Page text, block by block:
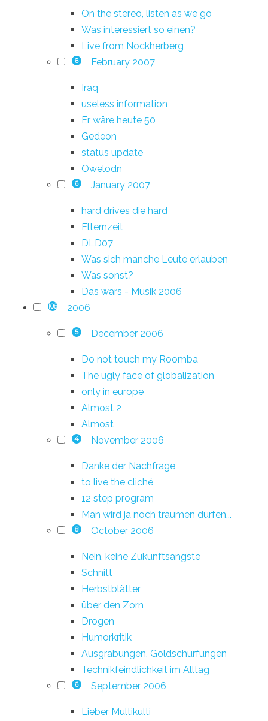
On the stereo, listen as we go
Was interessiert so einen?
Live from Nockherberg
6 February 2007
Iraq
useless information
Er wäre heute 50
Gedeon
status update
Owelodn
6 January 2007
hard drives die hard
Elternzeit
DLD07
Was sich manche Leute erlauben
Was sonst?
Das wars - Musik 2006
108 2006
5 December 2006
Do not touch my Roomba
The ugly face of globalization
only in europe
Almost 2
Almost
4 November 2006
Danke der Nachfrage
to live the cliché
12 step program
Man wird ja noch träumen dürfen...
8 October 2006
Nein, keine Zukunftsängste
Schnitt
Herbstblätter
über den Zorn
Drogen
Humorkritik
Ausgrabungen, Goldschürfungen
Technikfeindlichkeit im Alltag
6 September 2006
Lieber Multikulti